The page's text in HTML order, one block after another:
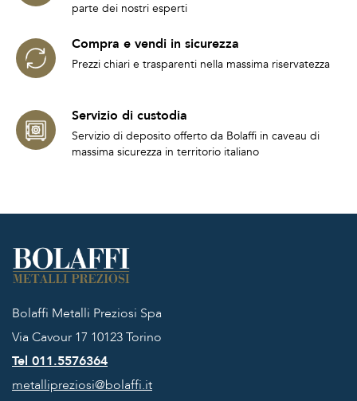
parte dei nostri esperti
Compra e vendi in sicurezza
Prezzi chiari e trasparenti nella massima riservatezza
Servizio di custodia
Servizio di deposito offerto da Bolaffi in caveau di
massima sicurezza in territorio italiano
Bolaffi Metalli Preziosi Spa
Via Cavour 17 10123 Torino
Tel 011.5576364
metallipreziosi@bolaffi.it